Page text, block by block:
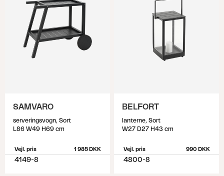
SAMVARO
serveringsvogn, Sort
L86 W49 H69 cm
Vejl. pris 1 985 DKK
4149-8
BELFORT
lanterne, Sort
W27 D27 H43 cm
Vejl. pris 990 DKK
4800-8